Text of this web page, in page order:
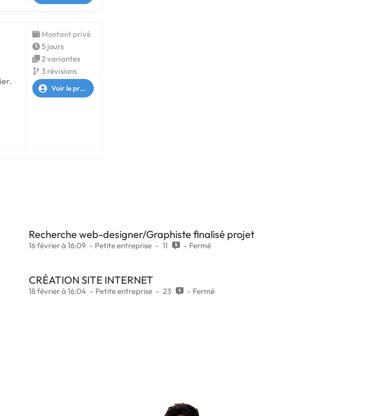
Montant privé
5 jours
2 variantes
3 révisions
Voir le profil
Recherche web-designer/Graphiste finalisé projet
16 février à 16:09 Petite entreprise 11 Fermé
CRÉATION SITE INTERNET
18 février à 16:04 Petite entreprise 23 Fermé